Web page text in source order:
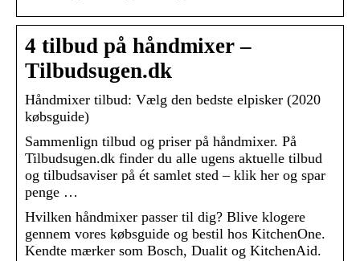
4 tilbud på håndmixer –
Tilbudsugen.dk
Håndmixer tilbud: Vælg den bedste elpisker (2020
købsguide)
Sammenlign tilbud og priser på håndmixer. På
Tilbudsugen.dk finder du alle ugens aktuelle tilbud
og tilbudsaviser på ét samlet sted – klik her og spar
penge …
Hvilken håndmixer passer til dig? Blive klogere
gennem vores købsguide og bestil hos KitchenOne.
Kendte mærker som Bosch, Dualit og KitchenAid.